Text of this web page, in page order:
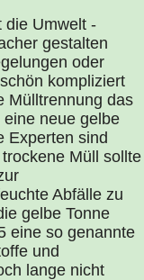
die Umwelt -
gestalten
oder
kompliziert
Mülltrennung das
neue gelbe
Experten sind
Müll sollte
Abfälle zu
gelbe Tonne
eine so genannte
und
lange nicht